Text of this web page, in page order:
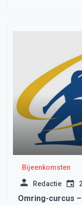
Bijeenkomsten
Redactie
Omring-curcus